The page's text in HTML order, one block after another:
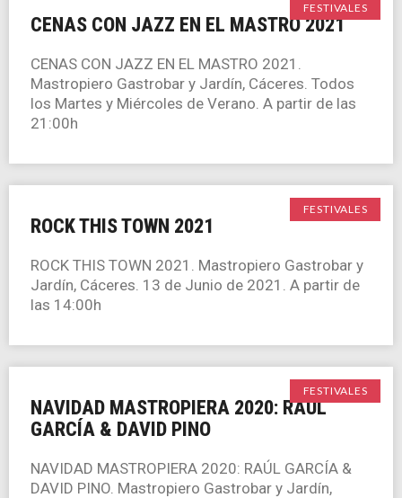
FESTIVALES
CENAS CON JAZZ EN EL MASTRO 2021
CENAS CON JAZZ EN EL MASTRO 2021.
Mastropiero Gastrobar y Jardín, Cáceres. Todos
los Martes y Miércoles de Verano. A partir de las
21:00h
FESTIVALES
ROCK THIS TOWN 2021
ROCK THIS TOWN 2021. Mastropiero Gastrobar y
Jardín, Cáceres. 13 de Junio de 2021. A partir de
las 14:00h
FESTIVALES
NAVIDAD MASTROPIERA 2020: RAÚL
GARCÍA & DAVID PINO
NAVIDAD MASTROPIERA 2020: RAÚL GARCÍA &
DAVID PINO. Mastropiero Gastrobar y Jardín,